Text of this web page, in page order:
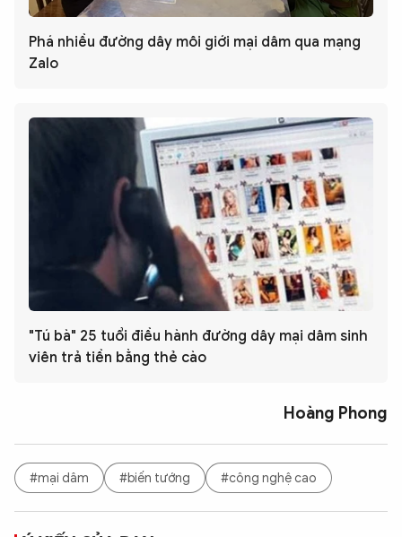
Phá nhiều đường dây môi giới mại dâm qua mạng
Zalo
"Tú bà" 25 tuổi điều hành đường dây mại dâm sinh
viên trả tiền bằng thẻ cào
Hoàng Phong
#mại dâm #biến tướng #công nghệ cao